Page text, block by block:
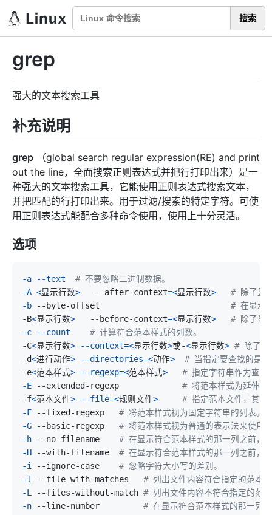
搜索
grep
强大的文本搜索工具
补充说明
grep （global search regular expression(RE) and print
out the line，全面搜索正则表达式并把行打印出来）是一
种强大的文本搜索工具，它能使用正则表达式搜索文本，
并把匹配的行打印出来。用于过滤/搜索的特定字符。可使
用正则表达式能配合多种命令使用，使用上十分灵活。
选项
-a --text
# 不要忽略二进制数据。
-A <显示行数>
   --after-context
=<显示行数>
# 除了显
-b --byte-offset # 在显示
-B<显示行数>
   --before-context
=<显示行数>
# 除了显
-c
--count
# 计算符合范本样式的列数。
-C<显示行数> --context=<显示行数>或-<显示行数> # 除了显
-d<进行动作> --directories=<动作>
# 当指定要查找的是
-e<范本样式> --regexp=<范本样式>
# 指定字符串作为查找
-E --extended-regexp # 将范本样式为延伸的
-f<范本文件> --file=<规则文件>
# 指定范本文件，其内
-F --fixed-regexp # 将范本样式视为固定字符串的列表。
-G --basic-regexp # 将范本样式视为普通的表示法来使用
-h --no-filename # 在显示符合范本样式的那一列之前，
-H --with-filename # 在显示符合范本样式的那一列之前，
-i
--ignore-case # 忽略字符大小写的差别。
-l
--file-with-matches # 列出文件内容符合指定的范本
-L
--files-without-match # 列出文件内容不符合指定的范
-n --line-number # 在显示符合范本样式的那一列